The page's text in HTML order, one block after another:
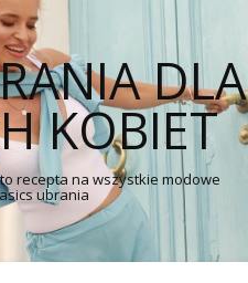
DLA
KOBIET
to recepta na wszystkie modowe
ubrania